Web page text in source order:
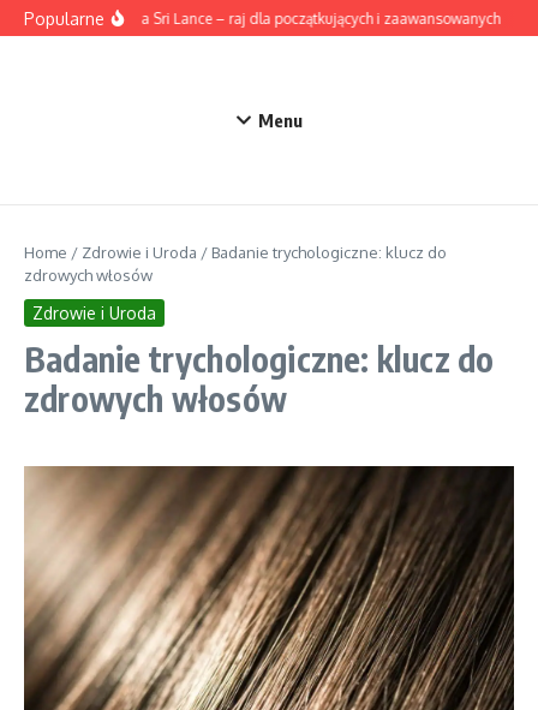
Przejdź do treści
PopularneSurfing na Sri Lance – raj dla początkujących i zaawansowanych
Menu
Home / Zdrowie i Uroda / Badanie trychologiczne: klucz do
zdrowych włosów
Zdrowie i Uroda
Badanie trychologiczne: klucz do
zdrowych włosów